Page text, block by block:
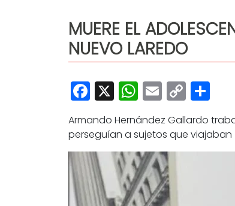
MUERE EL
NUEVO LAREDO
Facebook
X WhatsApp
Email
Copy
Link
Armando Hernández Gallardo
perseguían a sujetos que